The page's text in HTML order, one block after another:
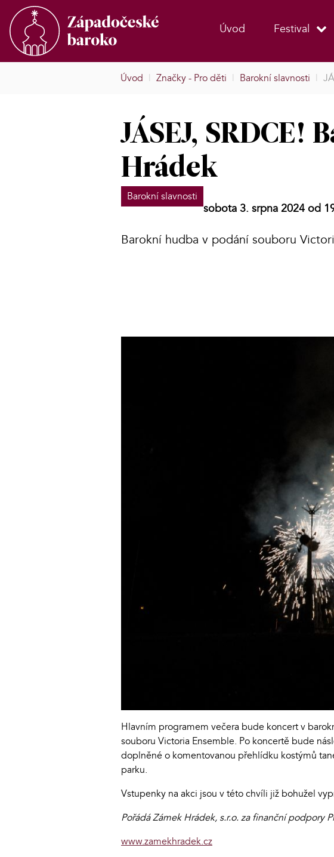
Úvod Festival
Úvod | Značky - Pro děti | Barokní slavnosti |
JÁSEJ, SRDCE!
Hrádek
Barokní slavnosti
sobota 3. srpna 2024 od
Barokní hudba v podání souboru
Hlavním programem večera bude koncert v
souboru Victoria Ensemble. Po koncertě bude
doplněné o komentovanou přehlídku kostýmů
parku.
Vstupenky na akci jsou v této chvíli již bohužel
Pořádá Zámek Hrádek, s.r.o. za finanční podpory
www.zamekhradek.cz